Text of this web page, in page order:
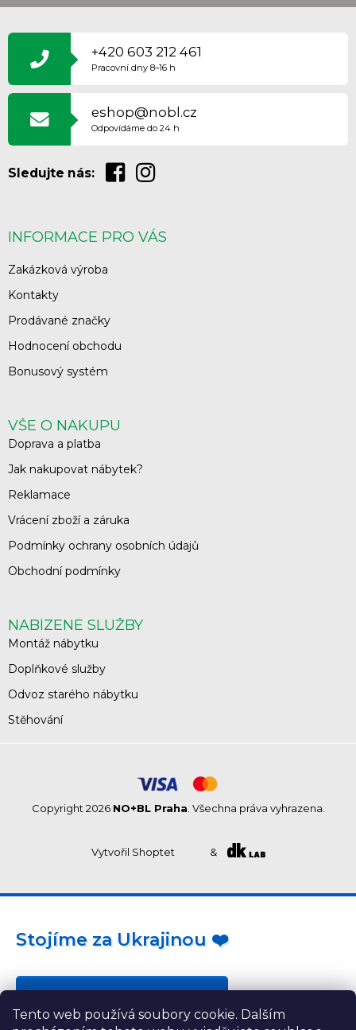
Tento web používá soubory cookie. Dalším
Á
T
+420 603 212 461
Pracovní dny 8–16 h
eshop@nobl.cz
Odpovídáme do 24 h
Sledujte nás:
INFORMACE PRO VÁS
Zakázková výroba
Kontakty
Prodávané značky
Hodnocení obchodu
Bonusový systém
VŠE O NÁKUPU
Doprava a platba
Jak nakupovat nábytek?
Reklamace
Vrácení zboží a záruka
Podmínky ochrany osobních údajů
Obchodní podmínky
NABÍZENÉ SLUŽBY
Montáž nábytku
Doplňkové služby
Odvoz starého nábytku
Stěhování
Vytvořil Shoptet &
Copyright 2026 NO+BL Praha. Všechna práva vyhrazena.
Stojíme za Ukrajinou ❤️